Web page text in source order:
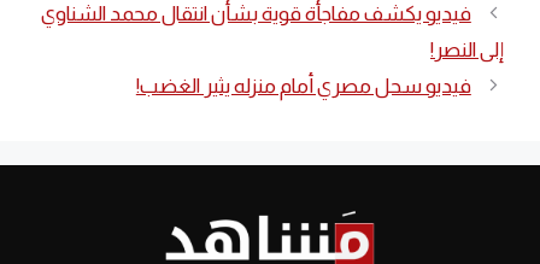
فيديو يكشف مفاجأة قوية بشأن انتقال محمد الشناوي
إلى النصر!
فيديو سحل مصري أمام منزله يثير الغضب!